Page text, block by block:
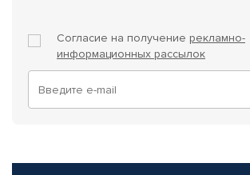
Согласие на получение рекламно-
информационных рассылок